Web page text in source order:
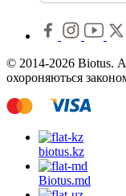
© 2014-2026 Biotus.
охороняються
biotus.kz
Biotus.md